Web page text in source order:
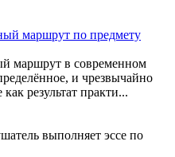
маршрут по предмету
маршрут в современном
и чрезвычайно
результат практи...
выполняет эссе по